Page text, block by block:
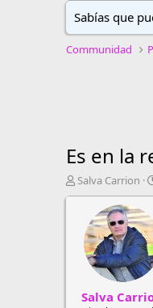
Sabías que
Communidad
Es en la
A
u
Salva Carrion
Salva